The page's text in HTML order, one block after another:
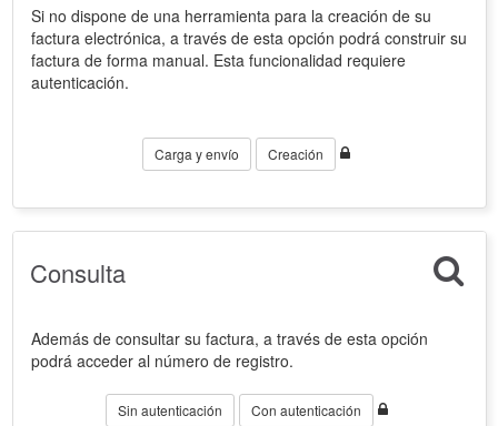
Si no dispone de una herramienta para la creación de su
factura electrónica, a través de esta opción podrá construir su
factura de forma manual. Esta funcionalidad requiere
autenticación.
Carga y envío Creación
Consulta
Además de consultar su factura, a través de esta opción
podrá acceder al número de registro.
Sin autenticación Con autenticación